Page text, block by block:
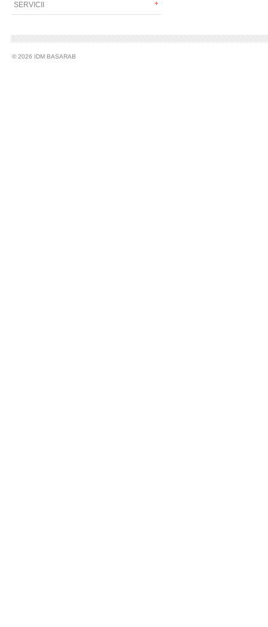
SERVICII
© 2026 IDM BASARAB